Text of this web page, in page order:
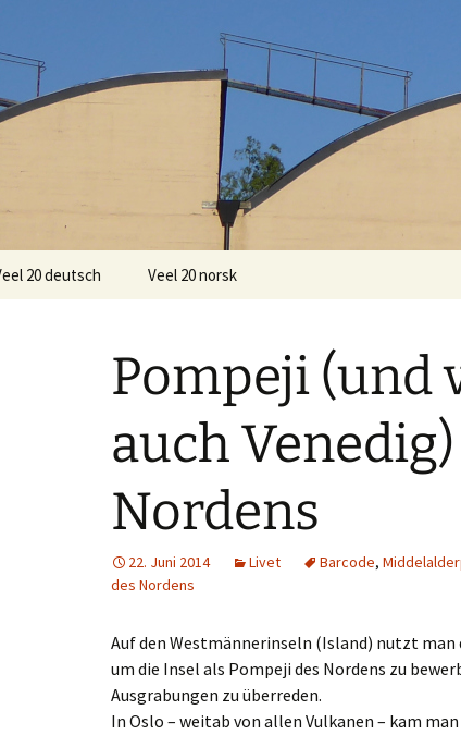
20 deutsch Veel 20 norsk
Pompeji (und
auch
Nordens
22. Juni 2014 Livet Barcode,
des Nordens
Auf den Westmännerinseln (Island) nutzt man
um die Insel als Pompeji des Nordens zu
Ausgrabungen zu überreden.
In Oslo – weitab von allen Vulkanen – kam